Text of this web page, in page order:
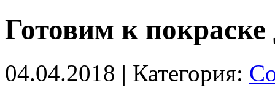
Готовим к
04.04.2018 | Категория: